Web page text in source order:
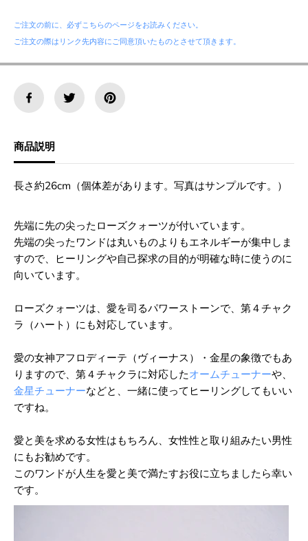
ク
ォ
ツ
ポ
イ
ン
ト
ヒ
ー
リ
ン
グ
ド
ク
ォ
ツ
イ
ン
リ
ン
グ
ド
ご注文の前に、必ずこちらのページをお読みください。
ご注文の際はリンク先内容にご同意頂いたものとさせて頂きます。
商品説明
長さ約26cm（個体差があります。写真はサンプルです。）
先端に先の尖ったローズクォーツが付いています。
先端の尖ったワンドは丸いものよりもエネルギーが集中しま
すので、
ヒーリングや自己探求の目的が明確な時に使うのに
向いています。
ローズクォーツは、愛を司るパワーストーンで、 第４チャク
ラ（ハート）にも対応しています。
愛の女神アフロディーテ（ヴィーナス）・金星の象徴でもあ
りますので、 第４チャクラに対応したオームチューナーや、
金星チューナーなどと、 一緒に使ってヒーリングしてもいい
ですね。
愛と美を求める女性はもちろん、女性性と取り組みたい男性
にもお勧めです。
このワンドが人生を愛と美で満たすお役に立ちましたら幸い
です。